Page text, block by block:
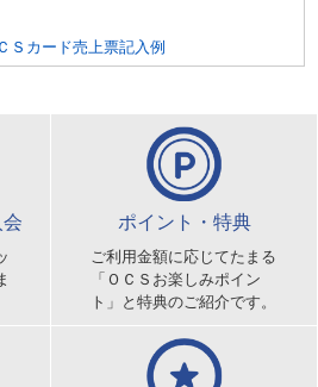
Ｓカード売上票記入例
ポイント・特典
ご利用金額に応じてたまる
「ＯＣＳお楽しみポイン
ト」と特典のご紹介です。